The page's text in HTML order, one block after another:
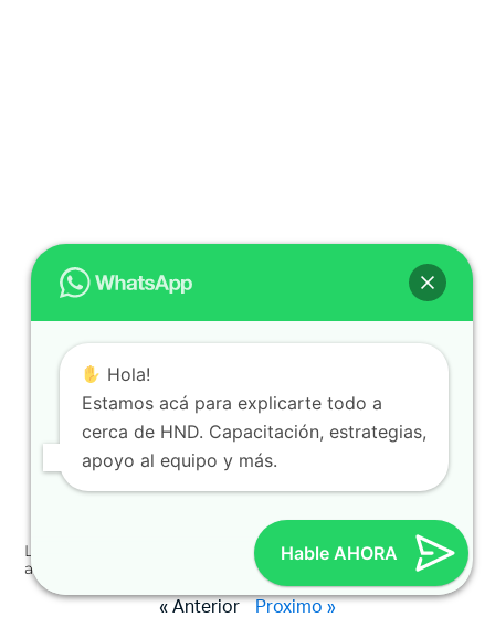
Los productos más populares de Hinode y por qué los
amamos
« Anterior Proximo »
Hola!
Estamos acá para explicarte todo a
cerca de HND. Capacitación, estrategias,
apoyo al equipo y más.
Hable AHORA